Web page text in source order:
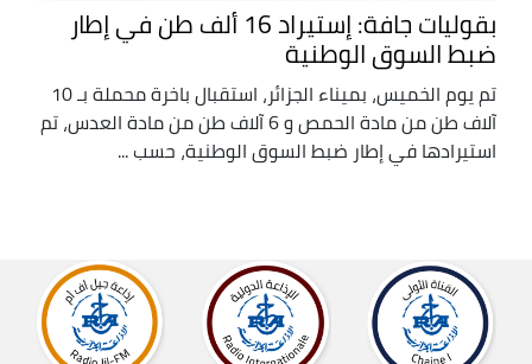
بقوليات جافة: إستيراد 16 ألف طن في إطار
ضبط السوق الوطنية
تم يوم الخميس، بميناء الجزائر، استقبال باخرة محملة بـ 10
آلاف طن من مادة الحمص و 6 آلاف طن من مادة العدس، تم
استيرادها في إطار ضبط السوق الوطنية، حسب ...